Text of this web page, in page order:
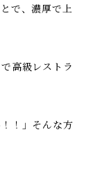
で、濃厚で上
高級レストラ
！」そんな方